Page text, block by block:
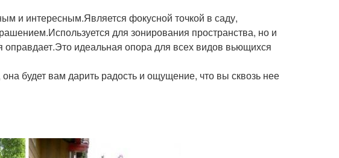
и интересным.Является фокусной точкой в саду,
для зонирования пространства, но и
оправдает.Это идеальная опора для всех видов вьющихся
будет вам дарить радость и ощущение, что вы сквозь нее